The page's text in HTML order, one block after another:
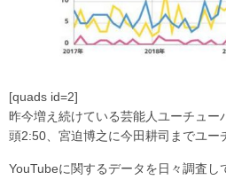
[quads id=2]
昨今増え続けている芸能人ユーチュ
頭2:50、宮迫博之に今田耕司までユー
YouTubeに関するデータを日々調査